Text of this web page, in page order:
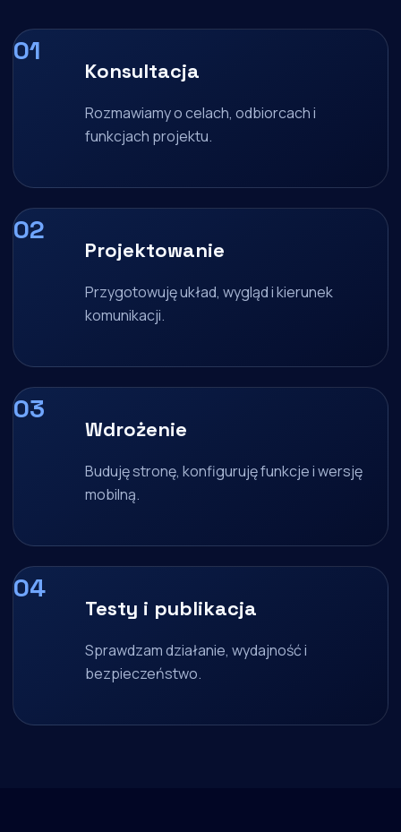
Konsultacja
Rozmawiamy o celach, odbiorcach i
funkcjach projektu.
Projektowanie
Przygotowuję układ, wygląd i kierunek
komunikacji.
Wdrożenie
Buduję stronę, konfiguruję funkcje i wersję
mobilną.
Testy i publikacja
Sprawdzam działanie, wydajność i
bezpieczeństwo.